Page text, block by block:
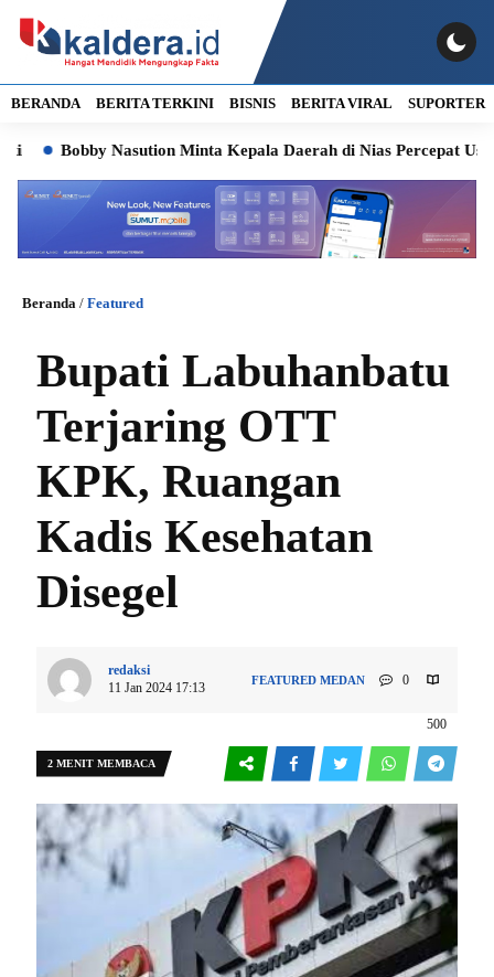
BERANDA BERITA TERKINI BISNIS BERITA VIRAL SUPORTER
Bobby Nasution Minta Kepala Daerah di Nias Percepat Usulan
Beranda / Featured
Bupati Labuhanbatu
Terjaring OTT
KPK, Ruangan
Kadis Kesehatan
Disegel
redaksi
11 Jan 2024 17:13
FEATURED MEDAN 0
500
2 MENIT MEMBACA